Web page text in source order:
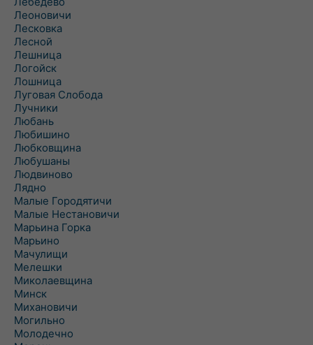
Леоновичи
Лесковка
Лесной
Лешница
Логойск
Лошница
Луговая Слобода
Лучники
Любань
Любишино
Любковщина
Любушаны
Людвиново
Лядно
Малые Городятичи
Малые Нестановичи
Марьина Горка
Марьино
Мачулищи
Мелешки
Миколаевщина
Минск
Михановичи
Могильно
Молодечно